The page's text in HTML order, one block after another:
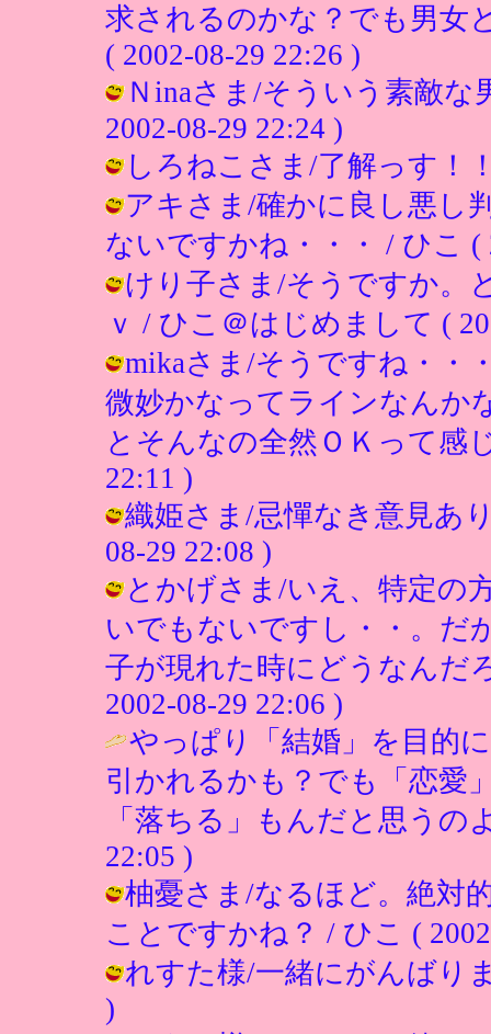
求されるのかな？でも男女
( 2002-08-29 22:26 )
Ｎinaさま/そういう素敵な
2002-08-29 22:24 )
しろねこさま/了解っす！
アキさま/確かに良し悪し
ないですかね・・・ / ひこ (
けり子さま/そうですか。
ｖ / ひこ＠はじめまして (
mikaさま/そうですね・・
微妙かなってラインなんか
とそんなの全然ＯＫって感
22:11 )
織姫さま/忌憚なき意見あ
08-29 22:08 )
とかげさま/いえ、特定の
いでもないですし・・。だ
子が現れた時にどうなんだ
2002-08-29 22:06 )
やっぱり「結婚」を目的
引かれるかも？でも「恋愛
「落ちる」もんだと思うの
22:05 )
柚憂さま/なるほど。絶対
ことですかね？ / ひこ (
れすた様/一緒にがんばり
)